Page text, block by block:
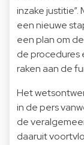
inzake
een nieuwe
een plan om
de procedures
raken aan de
Het
in de pers
de
daaruit